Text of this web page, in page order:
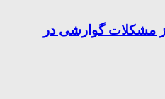
مشکلات گوارشی در